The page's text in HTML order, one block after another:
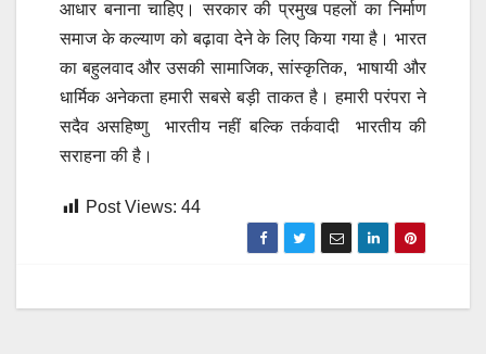
आधार बनाना चाहिए। सरकार की प्रमुख पहलों का निर्माण
समाज के कल्याण को बढ़ावा देने के लिए किया गया है। भारत
का बहुलवाद और उसकी सामाजिक, सांस्कृतिक, भाषायी और
धार्मिक अनेकता हमारी सबसे बड़ी ताकत है। हमारी परंपरा ने
सदैव असहिष्णु भारतीय नहीं बल्कि तर्कवादी भारतीय की
सराहना की है।
Post Views: 44